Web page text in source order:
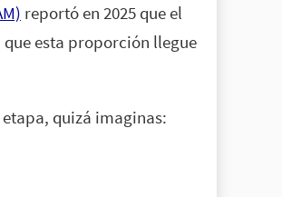
reportó en 2025 que el
esta proporción llegue
quizá imaginas: